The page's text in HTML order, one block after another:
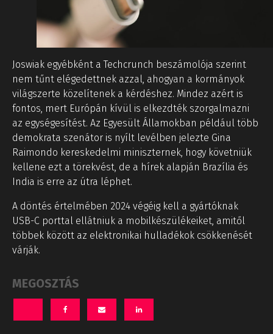
Joswiak egyébként a Techcrunch beszámolója szerint
nem tűnt elégedettnek azzal, ahogyan a kormányok
világszerte közelítenek a kérdéshez. Mindez azért is
fontos, mert Európán kívül is elkezdték szorgalmazni
az egységesítést. Az Egyesült Államokban például több
demokrata szenátor is nyílt levélben jelezte Gina
Raimondo kereskedelmi miniszternek, hogy követniük
kellene ezt a törekvést, de a hírek alapján Brazília és
India is erre az útra léphet.
A döntés értelmében 2024 végéig kell a gyártóknak
USB-C porttal ellátniuk a mobilkészülékeiket, amitől
többek között az elektronikai hulladékok csökkenését
várják.
MEGOSZTÁS